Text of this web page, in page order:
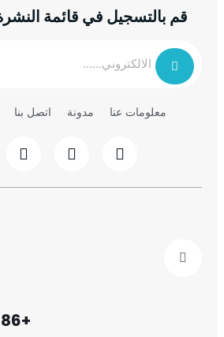
قم بالتسجيل في قائمة النشرة
معلومات عنا مدونة اتصل بنا
+86 20 3203 7865